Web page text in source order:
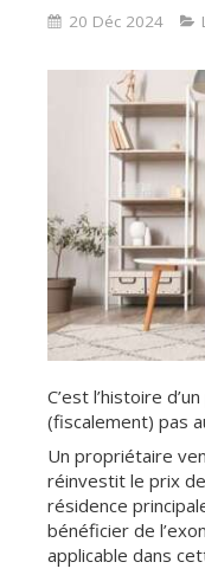
20 Déc 2024
C’est l’histoire
(fiscalement) pas
Un propriétaire
réinvestit le prix
résidence
bénéficier de
applicable dans